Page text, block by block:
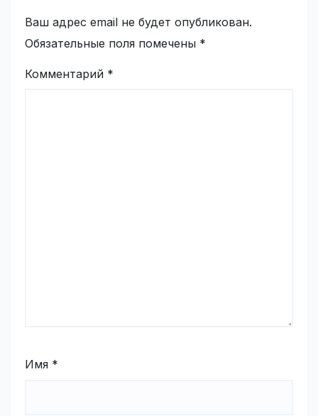
Ваш адрес email не будет опубликован.
Обязательные поля помечены *
Комментарий *
Имя *